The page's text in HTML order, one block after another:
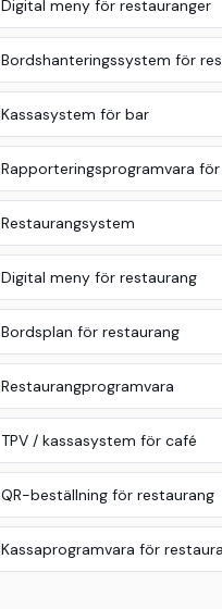
Digital meny för restauranger
Bordshanteringssystem för
Kassasystem för bar
Rapporteringsprogramvara
Restaurangsystem
Digital meny för restaurang
Bordsplan för restaurang
Restaurangprogramvara
TPV / kassasystem för café
QR-beställning för restaurang
Kassaprogramvara för